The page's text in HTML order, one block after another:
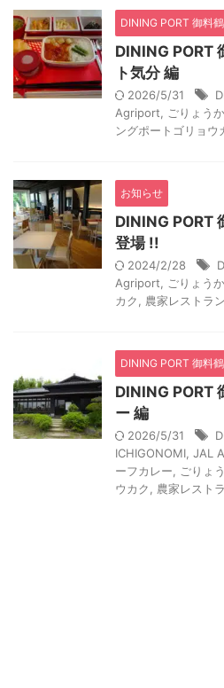
DINING PORT 御料鶴
DINING PORT
ト気分 編
2026/5/31
Agriport
ごりょうか
ングポートゴリョウ
お知らせ
DINING PORT
登場 !!
2024/2/28
Agriport
ごりょうか
カク
農家レストラン
DINING PORT 御料鶴
DINING PORT
ー 編
2026/5/31
ICHIGONOMI JAL
ーフカレー
ごりょ
ウカク
農家レスト